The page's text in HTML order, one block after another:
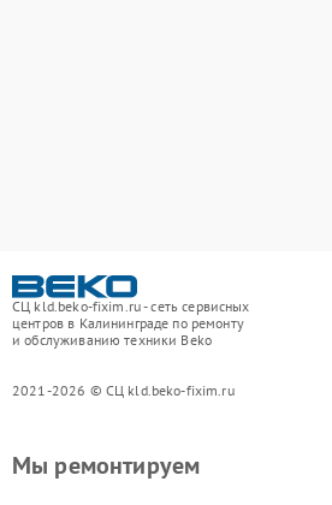
СЦ kld.beko-fixim.ru - сеть сервисных
центров в Калининграде по ремонту
и обслуживанию техники Beko
2021-2026 © СЦ kld.beko-fixim.ru
Мы ремонтируем